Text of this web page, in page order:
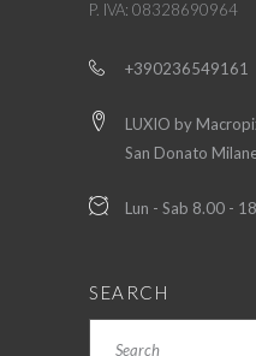
P. IVA: 08328690964
+390236549161
LUXIO by
San Donato
Lun - Sab 8.00 -
SEARCH